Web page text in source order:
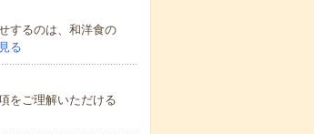
するのは、和洋食の
る
をご理解いただける